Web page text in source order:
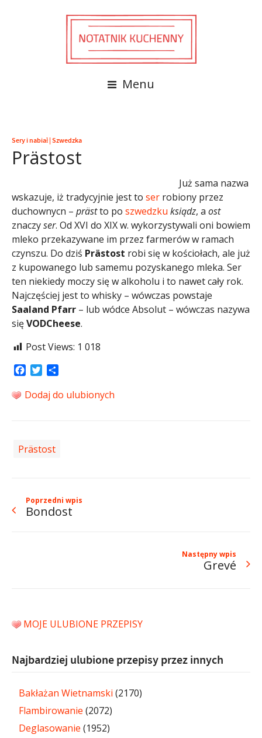
Menu
Sery i nabiał|Szwedzka
Prästost
Już sama nazwa
wskazuje, iż tradycyjnie jest to ser robiony przez
duchownycn – prästto po szwedzku ksiądz, a ost
znaczyser. Od XVI do XIX w. wykorzystywali oni bowiem
mleko przekazywane im przez farmerów w ramach
czynszu. Do dziś Prästost robi się w kościołach, ale już
z kupowanego lub samemu pozyskanego mleka. Ser
ten niekiedy moczy się w alkoholu i to nawet cały rok.
Najczęściej jest to whisky – wówczas powstaje
Saaland Pfarr – lub wódce Absolut – wówczas nazywa
sięVODCheese.
Post Views: 1 018
Facebook
Twitter
Dodaj do ulubionych
Prästost
Poprzedni wpis
Bondost
Następny wpis
Grevé
MOJE ULUBIONE PRZEPISY
Najbardziej ulubione przepisy przez innych
Bakłażan Wietnamski (2170)
Flambirowanie (2072)
Deglasowanie (1952)